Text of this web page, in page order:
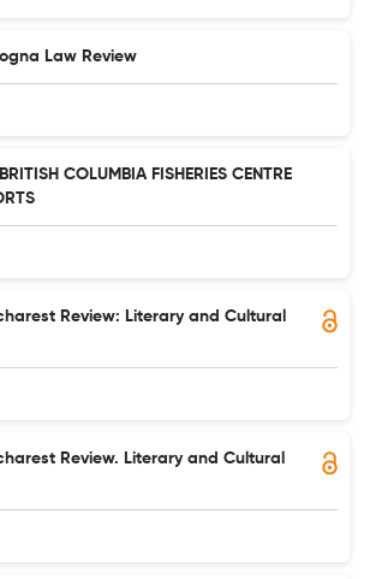
Law Review
COLUMBIA FISHERIES CENTRE
Review: Literary and Cultural
Review. Literary and Cultural